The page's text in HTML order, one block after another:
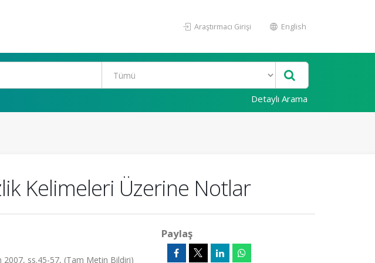
Araştırmacı Girişi English
Detaylı Arama
Kelimeleri Üzerine Notlar
ss.45-57, (Tam Metin Bildiri)
Paylaş